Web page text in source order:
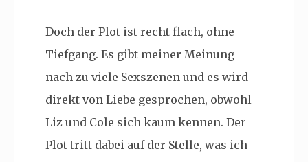
Doch der Plot ist recht flach, ohne
Tiefgang. Es gibt meiner Meinung
nach zu viele Sexszenen und es wird
direkt von Liebe gesprochen, obwohl
Liz und Cole sich kaum kennen. Der
Plot tritt dabei auf der Stelle, was ich